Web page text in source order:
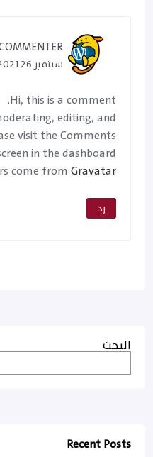
سبتمبر 26 2021
Hi, this is a comment.
editing, and
visit the Comments
in the dashboard.
come from Gravatar
رد
البحث
Recent Posts